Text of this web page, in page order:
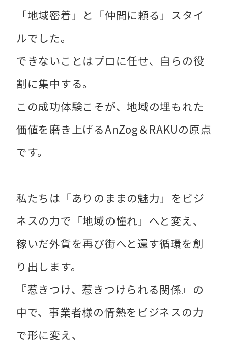
「地域密着」と「仲間に頼る」スタイ
ルでした。
できないことはプロに任せ、自らの役
割に集中する。
この成功体験こそが、地域の埋もれた
価値を磨き上げるAnZog＆RAKUの原点
です。
私たちは「ありのままの魅力」をビジ
ネスの力で「地域の憧れ」へと変え、
稼いだ外貨を再び街へと還す循環を創
り出します。
『惹きつけ、惹きつけられる関係』の
中で、事業者様の情熱をビジネスの力
で形に変え、